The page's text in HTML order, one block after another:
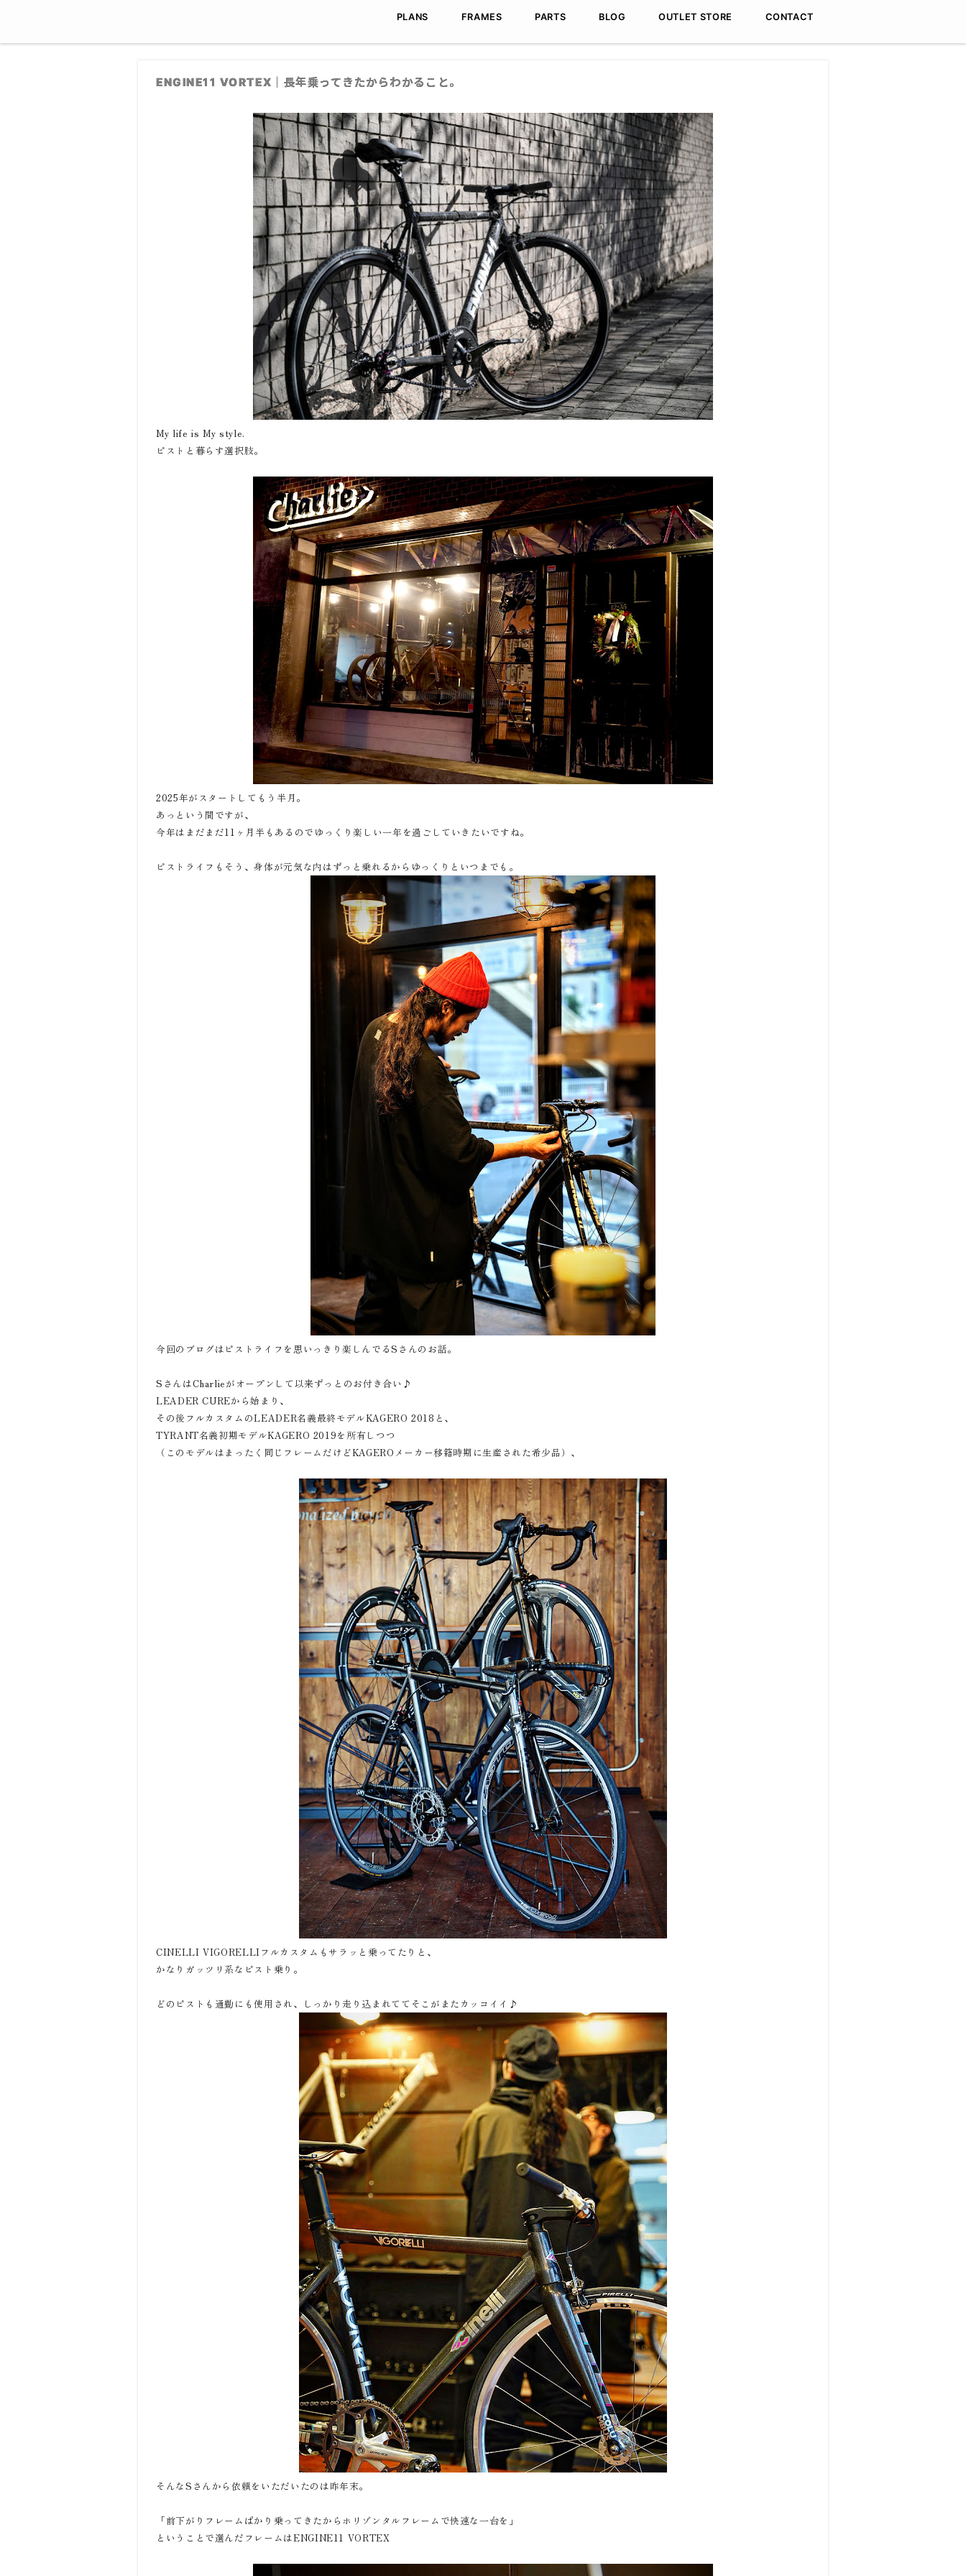
Skip to content
PLANS FRAMES PARTS BLOG OUTLET STORE CONTACT
ENGINE11 VORTEX｜長年乗ってきたからわかること。
My life is My style.
ピストと暮らす選択肢。
2025年がスタートしてもう半月。
あっという間ですが、
今年はまだまだ11ヶ月半もあるのでゆっくり楽しい一年を過ごしていきたいですね。
ピストライフもそう、身体が元気な内はずっと乗れるからゆっくりといつまでも。
今回のブログはピストライフを思いっきり楽しんでるSさんのお話。
SさんはCharlieがオープンして以来ずっとのお付き合い♪
LEADER CUREから始まり、
その後フルカスタムのLEADER名義最終モデルKAGERO 2018と、
TYRANT名義初期モデルKAGERO 2019を所有しつつ
（このモデルはまったく同じフレームだけどKAGEROメーカー移籍時期に生産された希少品）、
CINELLI VIGORELLIフルカスタムもサラッと乗ってたりと、
かなりガッツリ系なピスト乗り。
どのピストも通勤にも使用され、しっかり走り込まれててそこがまたカッコイイ♪
そんなSさんから依頼をいただいたのは昨年末。
「前下がりフレームばかり乗ってきたからホリゾンタルフレームで快速な一台を」
ということで選んだフレームはENGINE11 VORTEX